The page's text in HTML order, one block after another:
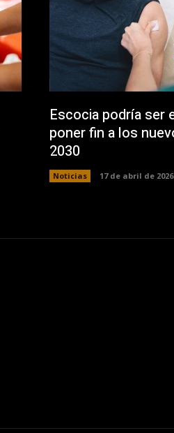
Escocia podría ser
poner fin a los
2030
Noticias 17 de abril de 2026